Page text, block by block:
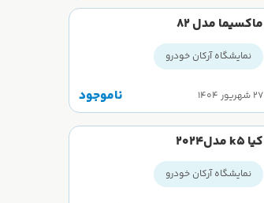
ماکسیما مدل 82
نمایشگاه آرکان خودرو
۲۷ شهریور ۱۴۰۴ ناموجود
کیا k5 مدل2024
نمایشگاه آرکان خودرو